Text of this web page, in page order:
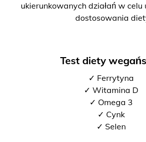
ukierunkowanych działań w celu
dostosowania
Test diety
✓ Ferrytyna
✓ Witamina D
✓ Omega 3
✓ Cynk
✓ Selen